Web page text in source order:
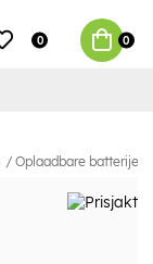
0 0
Oplaadbare batterijen